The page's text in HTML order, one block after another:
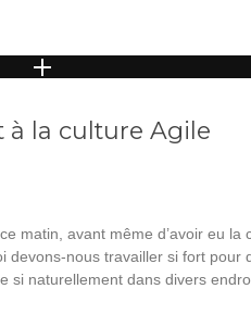
à la culture Agile
matin, avant même d’avoir eu la
devons-nous travailler si fort pour
si naturellement dans divers